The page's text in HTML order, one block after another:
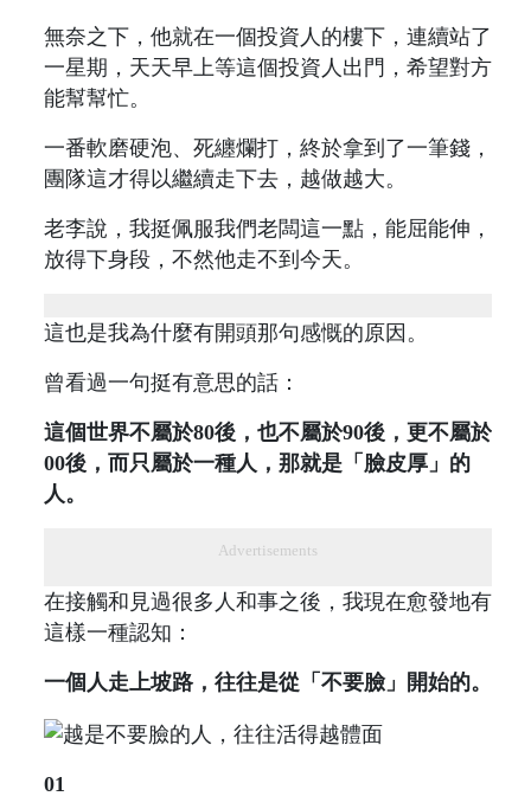
無奈之下，他就在一個投資人的樓下，連續站了
一星期，天天早上等這個投資人出門，希望對方
能幫幫忙。
一番軟磨硬泡、死纏爛打，終於拿到了一筆錢，
團隊這才得以繼續走下去，越做越大。
老李說，我挺佩服我們老闆這一點，能屈能伸，
放得下身段，不然他走不到今天。
這也是我為什麼有開頭那句感慨的原因。
曾看過一句挺有意思的話：
這個世界不屬於80後，也不屬於90後，更不屬於
00後，而只屬於一種人，那就是「臉皮厚」的
人。
Advertisements
在接觸和見過很多人和事之後，我現在愈發地有
這樣一種認知：
一個人走上坡路，往往是從「不要臉」開始的。
01